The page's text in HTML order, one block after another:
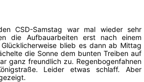
CSD-Samstag war mal wieder sehr
die Aufbauarbeiten erst nach einem
blieb es dann ab Mittag
die Sonne dem bunten Treiben auf
ganz freundlich zu. Regenbogenfahnen
Leider etwas schlaff. Aber